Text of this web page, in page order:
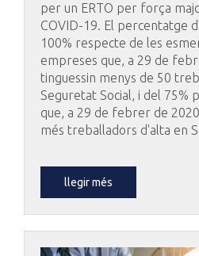
per un ERTO per força
COVID-19. El percentatge
100% respecte de les
empreses que, a 29 de
tinguessin menys de 50
Seguretat Social, i del 75%
que, a 29 de febrer de
més treballadors d'alta en
llegir més